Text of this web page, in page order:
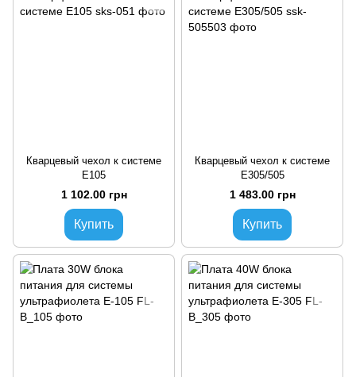
Кварцевый чехол к системе
Е105
1 102.00 грн
Купить
Кварцевый чехол к системе
Е305/505
1 483.00 грн
Купить